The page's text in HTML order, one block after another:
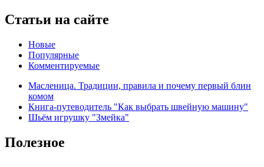
Статьи на сайте
Новые
Популярные
Комментируемые
Масленица. Традиции, правила и почему первый блин
комом
Книга-путеводитель "Как выбрать швейную машину"
Шьём игрушку "Змейка"
Полезное